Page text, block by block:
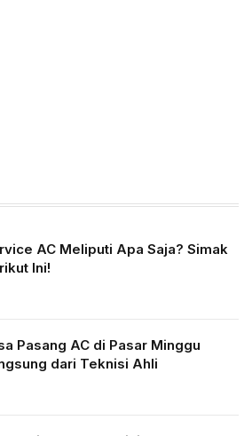
AC Meliputi Apa Saja? Simak
Ini!
Pasang AC di Pasar Minggu
dari Teknisi Ahli